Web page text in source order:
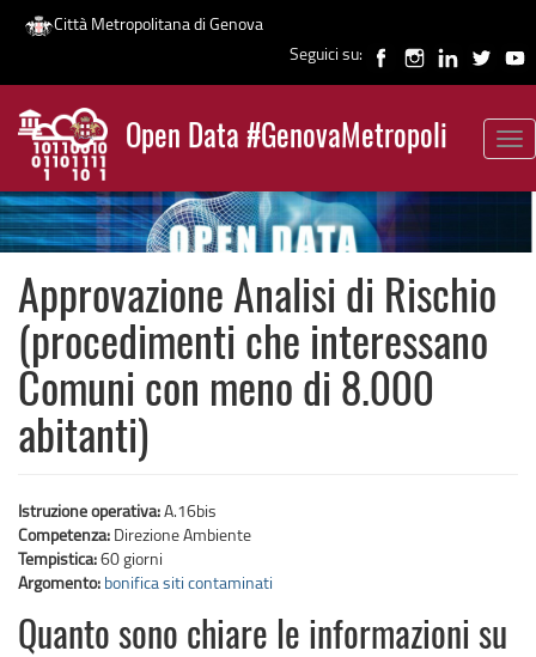
Salta
contenuto
principale
Città Metropolitana di Genova
Seguici su:
Open Data #GenovaMetropoli
News
Approvazione Analisi di Rischio
(procedimenti che interessano
Comuni con meno di 8.000
abitanti)
Istruzione operativa:A.16bis
Competenza: Direzione Ambiente
Tempistica:60 giorni
Argomento: bonifica siti contaminati
Quanto sono chiare le informazioni su